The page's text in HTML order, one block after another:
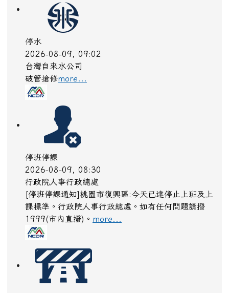
停水
2026-08-09, 09:02
台灣自來水公司
破管搶修more...
停班停課
2026-08-09, 08:30
行政院人事行政總處
[停班停課通知]桃園市復興區:今天已達停止上班及上
課標準。行政院人事行政總處。如有任何問題請撥
1999(市內直撥)。 more...